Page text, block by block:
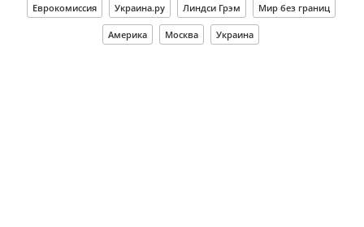
Еврокомиссия Украина.ру Линдси Грэм Мир без границ
Америка Москва Украина